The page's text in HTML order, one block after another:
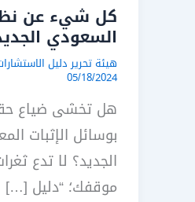
كل شيء عن
السعودي
هيئة تحرير دليل
05/18/2024
هل تخشى ضياع
بوسائل الإثبات
الجديد؟ لا تدع
موقفك؛ “دليل […]